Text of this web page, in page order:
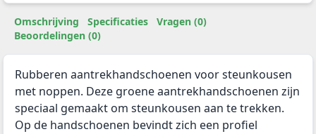
Omschrijving Specificaties
Vragen (0)
Beoordelingen (0)
Rubberen aantrekhandschoenen voor steunkousen
met noppen. Deze groene aantrekhandschoenen zijn
speciaal gemaakt om steunkousen aan te trekken.
Op de handschoenen bevindt zich een profiel